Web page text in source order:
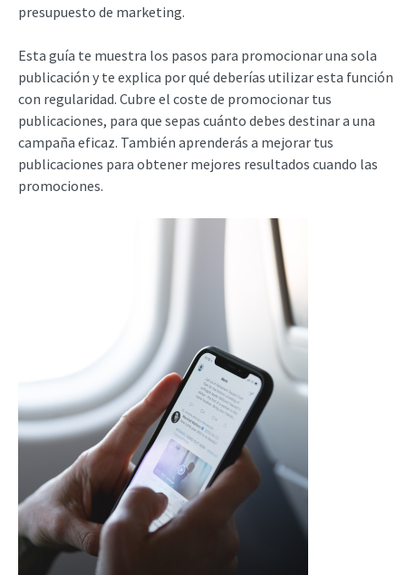
presupuesto de marketing.
Esta guía te muestra los pasos para promocionar una sola
publicación y te explica por qué deberías utilizar esta función
con regularidad. Cubre el coste de promocionar tus
publicaciones, para que sepas cuánto debes destinar a una
campaña eficaz. También aprenderás a mejorar tus
publicaciones para obtener mejores resultados cuando las
promociones.